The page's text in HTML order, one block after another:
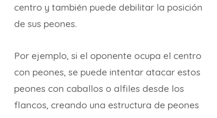
centro y también puede debilitar la posición
de sus peones.
Por ejemplo, si el oponente ocupa el centro
con peones, se puede intentar atacar estos
peones con caballos o alfiles desde los
flancos, creando una estructura de peones